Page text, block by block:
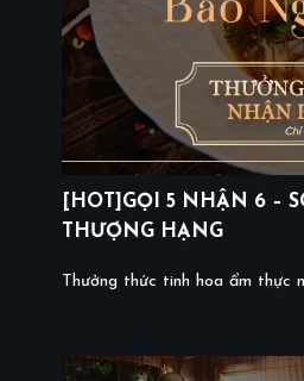
[HOT]GỌI 5 NHẬN 6 –
THƯỢNG HẠNG
Thưởng thức tinh hoa ẩm thực